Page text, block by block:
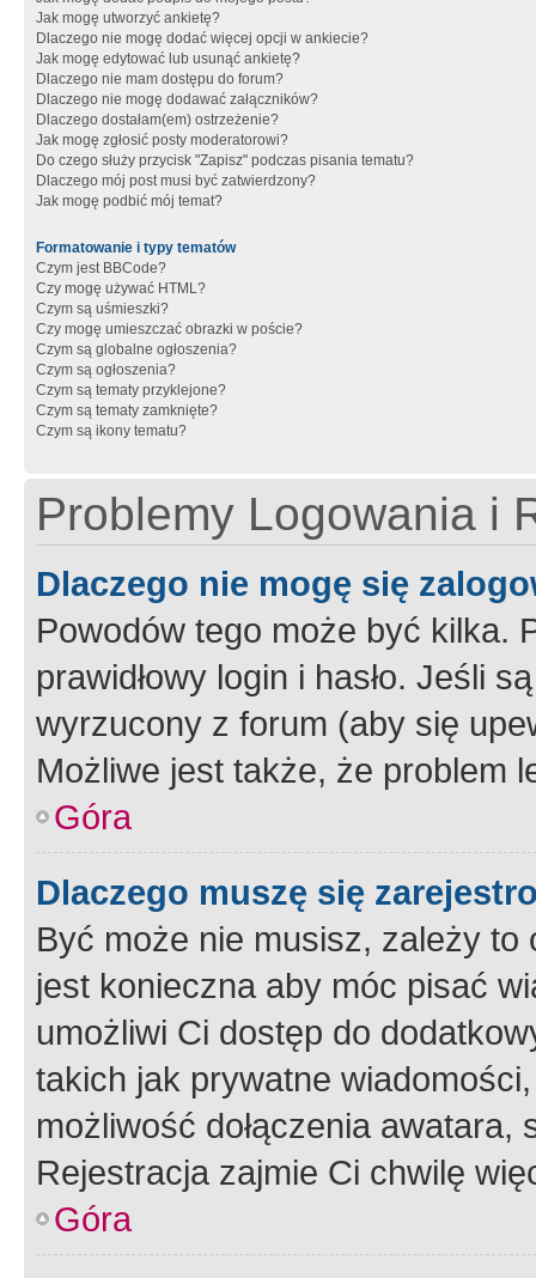
Jak mogę utworzyć ankietę?
Dlaczego nie mogę dodać więcej opcji w ankiecie?
Jak mogę edytować lub usunąć ankietę?
Dlaczego nie mam dostępu do forum?
Dlaczego nie mogę dodawać załączników?
Dlaczego dostałam(em) ostrzeżenie?
Jak mogę zgłosić posty moderatorowi?
Do czego służy przycisk "Zapisz" podczas pisania tematu?
Dlaczego mój post musi być zatwierdzony?
Jak mogę podbić mój temat?
Formatowanie i typy tematów
Czym jest BBCode?
Czy mogę używać HTML?
Czym są uśmieszki?
Czy mogę umieszczać obrazki w poście?
Czym są globalne ogłoszenia?
Czym są ogłoszenia?
Czym są tematy przyklejone?
Czym są tematy zamknięte?
Czym są ikony tematu?
Problemy Logowania i
Dlaczego nie mogę się
Powodów tego może być kilka.
prawidłowy login i hasło. Jeśli
wyrzucony z forum (aby się
Możliwe jest także, że problem
Góra
Dlaczego muszę się
Być może nie musisz, zależy
jest konieczna aby móc pisać
umożliwi Ci dostęp do
takich jak prywatne
możliwość dołączenia
Rejestracja zajmie Ci chwilę
Góra